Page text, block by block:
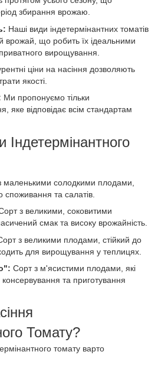
збирання врожаю.
Наші види індетермінантних томатів
врожай, що робить їх ідеальними
вирощування.
ціни на насіння дозволяють
якості.
Ми пропонуємо тільки
яке відповідає всім стандартам
Індетермінантного
маленькими солодкими плодами,
споживання та салатів.
з великими, соковитими
смак та високу врожайність.
з великими плодами, стійкий до
для вирощування у теплицях.
Сорт з м'ясистими плодами, які
та приготування
Томату?
томату варто